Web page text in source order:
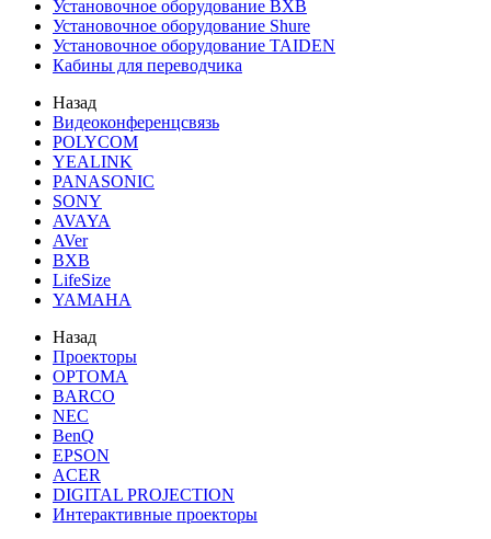
Установочное оборудование BXB
Установочное оборудование Shure
Установочное оборудование TAIDEN
Кабины для переводчика
Назад
Видеоконференцсвязь
POLYCOM
YEALINK
PANASONIC
SONY
AVAYA
AVer
BXB
LifeSize
YAMAHA
Назад
Проекторы
OPTOMA
BARCO
NEC
BenQ
EPSON
ACER
DIGITAL PROJECTION
Интерактивные проекторы